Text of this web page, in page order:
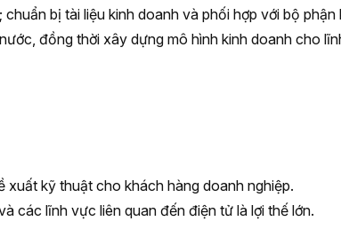
bị tài liệu kinh doanh và phối hợp với bộ
đồng thời xây dựng mô hình kinh doanh cho
xuất kỹ thuật cho khách hàng doanh nghiệp.
các lĩnh vực liên quan đến điện tử là lợi thế lớn.